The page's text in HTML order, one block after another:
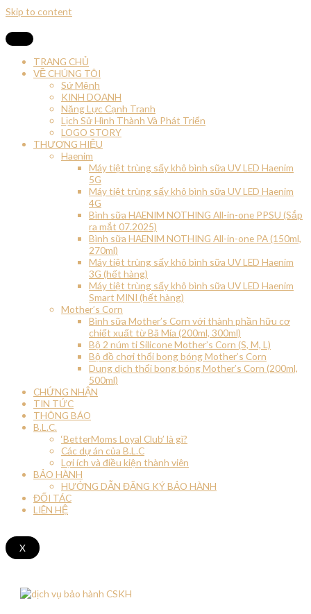
Skip to content
TRANG CHỦ
VỀ CHÚNG TÔI
Sứ Mệnh
KINH DOANH
Năng Lực Cạnh Tranh
Lịch Sử Hình Thành Và Phát Triển
LOGO STORY
THƯƠNG HIỆU
Haenim
Máy tiệt trùng sấy khô bình sữa UV LED Haenim
5G
Máy tiệt trùng sấy khô bình sữa UV LED Haenim
4G
Bình sữa HAENIM NOTHING All-in-one PPSU (Sắp
ra mắt 07.2025)
Bình sữa HAENIM NOTHING All-in-one PA (150ml,
270ml)
Máy tiệt trùng sấy khô bình sữa UV LED Haenim
3G (hết hàng)
Máy tiệt trùng sấy khô bình sữa UV LED Haenim
Smart MINI (hết hàng)
Mother’s Corn
Bình sữa Mother’s Corn với thành phần hữu cơ
chiết xuất từ Bã Mía (200ml, 300ml)
Bộ 2 núm ti Silicone Mother’s Corn (S, M, L)
Bộ đồ chơi thổi bong bóng Mother’s Corn
Dung dịch thổi bong bóng Mother’s Corn (200ml,
500ml)
CHỨNG NHẬN
TIN TỨC
THÔNG BÁO
B.L.C.
‘BetterMoms Loyal Club’ là gì?
Các dự án của B.L.C
Lợi ích và điều kiện thành viên
BẢO HÀNH
HƯỚNG DẪN ĐĂNG KÝ BẢO HÀNH
ĐỐI TÁC
LIÊN HỆ
X